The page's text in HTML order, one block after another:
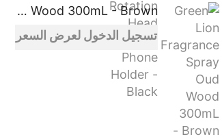
Green Lion Fragrance Spray Oud Wood 300mL - Brown
تسجيل الدخول لعرض السعر